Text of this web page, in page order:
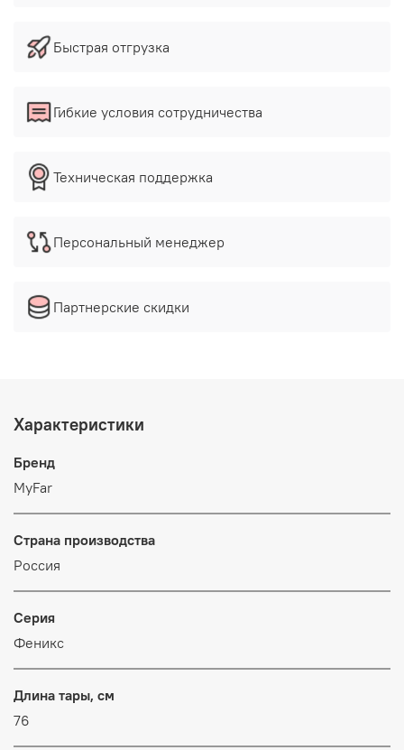
Быстрая отгрузка
Гибкие условия сотрудничества
Техническая поддержка
Персональный менеджер
Партнерские скидки
Характеристики
Бренд
MyFar
Страна производства
Россия
Серия
Феникс
Длина тары, см
76